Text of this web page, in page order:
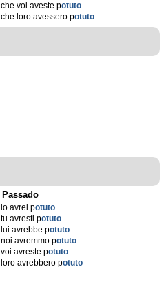
che voi aveste potuto
che loro avessero potuto
Passado
io avrei potuto
tu avresti potuto
lui avrebbe potuto
noi avremmo potuto
voi avreste potuto
loro avrebbero potuto